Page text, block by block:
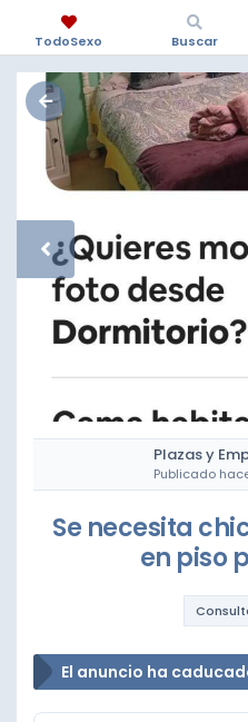
Plazas y
Publicado
Se necesita
en piso
El anuncio ha
TodoSexo Buscar